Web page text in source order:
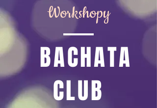
Workshopy
BACHATA
CLUB